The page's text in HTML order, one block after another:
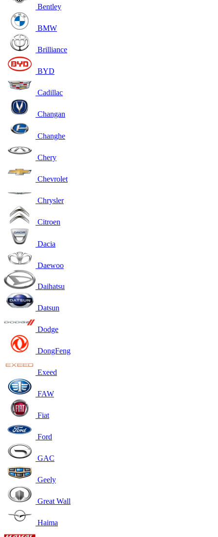
Bentley
BMW
Brilliance
BYD
Cadillac
Changan
Changhe
Chery
Chevrolet
Chrysler
Citroen
Dacia
Daewoo
Daihatsu
Datsun
Dodge
DongFeng
Exeed
FAW
Fiat
Ford
GAC
Geely
Great Wall
Haima